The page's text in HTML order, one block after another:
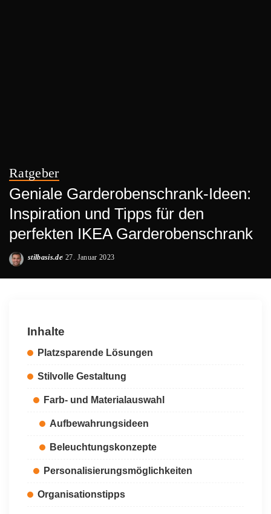
Ratgeber
Geniale Garderobenschrank-Ideen:
Inspiration und Tipps für den
perfekten IKEA Garderobenschrank
Posted
stilbasis.de 27. Januar 2023
Inhalte
Platzsparende Lösungen
Stilvolle Gestaltung
Farb- und Materialauswahl
Aufbewahrungsideen
Beleuchtungskonzepte
Personalisierungsmöglichkeiten
Organisationstipps